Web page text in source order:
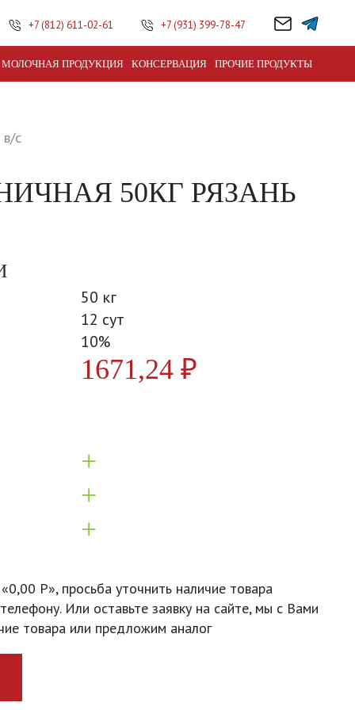
+7 (812) 611-02-61 +7 (931) 399-78-47
МОЛОЧНАЯ ПРОДУКЦИЯ КОНСЕРВАЦИЯ ПРОЧИЕ ПРОДУКТЫ
с
50КГ РЯЗАНЬ
50 кг
12 сут
10%
1671,24 ₽
+
+
+
Р», просьба уточнить наличие товара
Или оставьте заявку на сайте, мы с Вами
товара или предложим аналог